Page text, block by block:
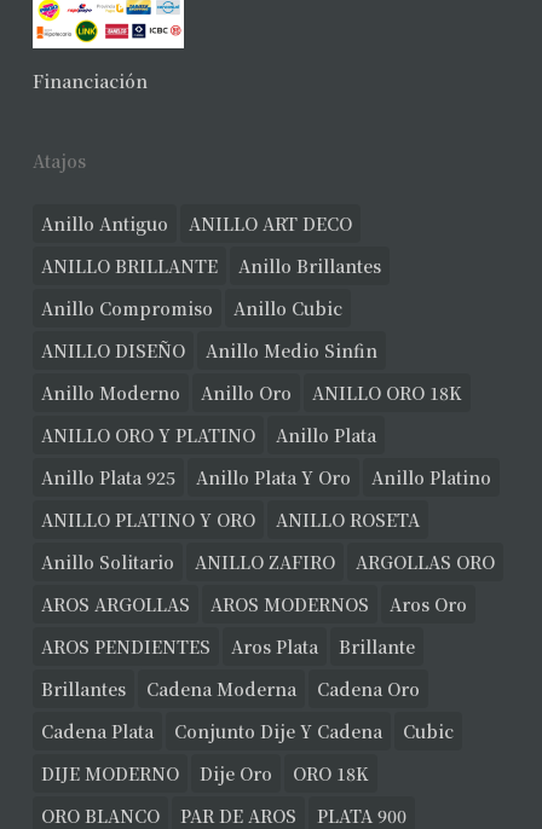
Financiación
Atajos
Anillo Antiguo
ANILLO ART DECO
ANILLO BRILLANTE
Anillo Brillantes
Anillo Compromiso
Anillo Cubic
ANILLO DISEÑO
Anillo Medio Sinfin
Anillo Moderno
Anillo Oro
ANILLO ORO 18K
ANILLO ORO Y PLATINO
Anillo Plata
Anillo Plata 925
Anillo Plata Y Oro
Anillo Platino
ANILLO PLATINO Y ORO
ANILLO ROSETA
Anillo Solitario
ANILLO ZAFIRO
ARGOLLAS ORO
AROS ARGOLLAS
AROS MODERNOS
Aros Oro
AROS PENDIENTES
Aros Plata
Brillante
Brillantes
Cadena Moderna
Cadena Oro
Cadena Plata
Conjunto Dije Y Cadena
Cubic
DIJE MODERNO
Dije Oro
ORO 18K
ORO BLANCO
PAR DE AROS
PLATA 900